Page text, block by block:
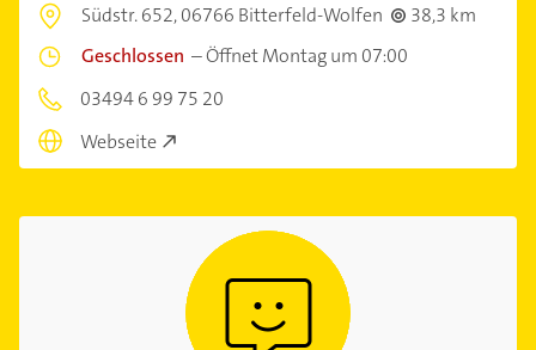
Südstr. 652,06766 Bitterfeld-Wolfen
38,3 km
Geschlossen –Öffnet Montag um 07:00
03494 6 99 75 20
Webseite